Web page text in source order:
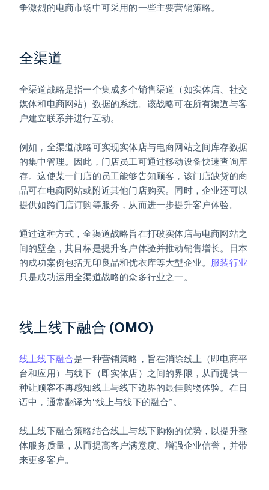
争激烈的电商市场中可采用的一些主要营销策略。
全渠道
全渠道战略是指一个集成多个销售渠道（如实体店、社交
媒体和电商网站）数据的系统。该战略可在所有渠道与客
户建立联系并进行互动。
例如，全渠道战略可实现实体店与电商网站之间库存数据
的集中管理。因此，门店员工可通过移动设备快速查询库
存。这使某一门店的员工能够告知顾客，该门店缺货的商
品可在电商网站或附近其他门店购买。同时，企业还可以
提供如跨门店订购等服务，从而进一步提升客户体验。
通过这种方式，全渠道战略旨在打破实体店与电商网站之
间的壁垒，其目标是提升客户体验并推动销售增长。日本
的成功案例包括无印良品和优衣库等大型企业。 服装行业
只是成功运用全渠道战略的众多行业之一。
线上线下融合 (OMO)
线上线下融合是一种营销策略，旨在消除线上（即电商平
台和应用）与线下（即实体店）之间的界限，从而提供一
种让顾客不再感知线上与线下边界的最佳购物体验。在日
语中，通常翻译为“线上与线下的融合”。
线上线下融合策略结合线上与线下购物的优势，以提升整
体服务质量，从而提高客户满意度、增强企业信誉，并带
来更多客户。